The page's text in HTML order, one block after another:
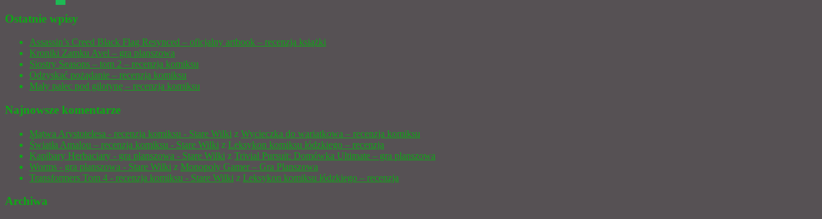
Ostatnie wpisy
Assassin’s Creed Black Flag Resynced – oficjalny artbook – recenzja książki
Kroniki Zamku Avel – gra planszowa
Siostry Seasons – tom 2 – recenzja komiksu
Odzyskać pożądanie – recenzja komiksu
Mały palec pod gilotynę – recenzja komiksu
Najnowsze komentarze
Mątwa Arystotelesa - recenzja komiksu - Stare Wilki z Wycieczka do wariatkowa – recenzja komiksu
Światła Amalou – recenzja komiksu - Stare Wilki z Leksykon komiksu łódzkiego – recenzja
Kapibary Herbaciary - gra planszowa - Stare Wilki z Trivial Pursuit: Domówka Ultimate – gra planszowa
Worms - gra planszowa - Stare Wilki z Monopoly Gamer – Gra Planszowa
Transformers Tom 4 - recenzja komiksu - Stare Wilki z Leksykon komiksu łódzkiego – recenzja
Archiwa